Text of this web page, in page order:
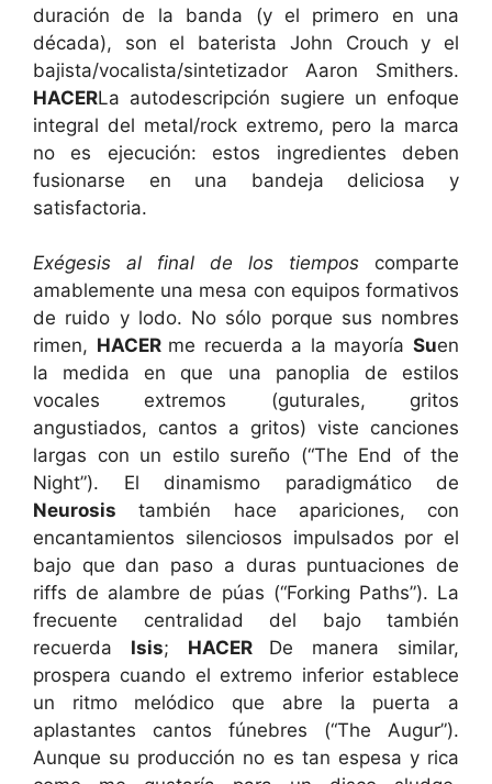
duración de la banda (y el primero en una
década), son el baterista John Crouch y el
bajista/vocalista/sintetizador Aaron Smithers.
HACERLa autodescripción sugiere un enfoque
integral del metal/rock extremo, pero la marca
no es ejecución: estos ingredientes deben
fusionarse en una bandeja deliciosa y
satisfactoria.
Exégesis al final de los tiempos comparte
amablemente una mesa con equipos formativos
de ruido y lodo. No sólo porque sus nombres
rimen, HACER me recuerda a la mayoríaSuen
la medida en que una panoplia de estilos
vocales extremos (guturales, gritos
angustiados, cantos a gritos) viste canciones
largas con un estilo sureño (“The End of the
Night”). El dinamismo paradigmático de
Neurosis también hace apariciones, con
encantamientos silenciosos impulsados ​​por el
bajo que dan paso a duras puntuaciones de
riffs de alambre de púas (“Forking Paths”). La
frecuente centralidad del bajo también
recuerda Isis; HACER De manera similar,
prospera cuando el extremo inferior establece
un ritmo melódico que abre la puerta a
aplastantes cantos fúnebres (“The Augur”).
Aunque su producción no es tan espesa y rica